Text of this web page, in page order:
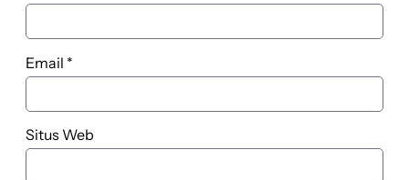
Email *
Situs Web